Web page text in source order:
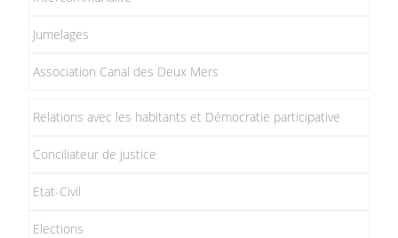
Jumelages
Association Canal des Deux Mers
Relations avec les habitants et Démocratie participative
Conciliateur de justice
Etat-Civil
Elections